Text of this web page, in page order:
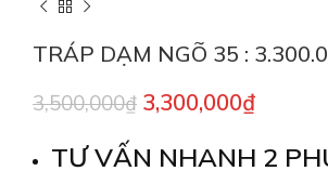
TRÁP DẠM NGÕ 35 :
3,500,000₫ 3,300,000₫
TƯ VẤN NHANH 2